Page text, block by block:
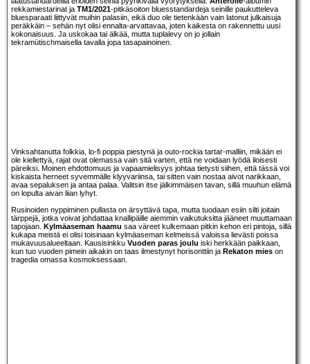
rekkamiestarinat ja TM1/2021-pitkäsoiton bluesstandardeja seinille paukutteleva
bluesparaati liittyvät muihin palasiin, eikä duo ole tietenkään vain latonut julkaisuja
peräkkäin – sehän nyt olisi ennalta-arvattavaa, joten kaikesta on rakennettu uusi
kokonaisuus. Ja uskokaa tai älkää, mutta tuplalevy on jo jollain
tekramütischmaisella tavalla jopa tasapainoinen.
Vinksahtanutta folkkia, lo-fi poppia piestynä ja outo-rockia tartar-malliin, mikään ei
ole kiellettyä, rajat ovat olemassa vain sitä varten, että ne voidaan lyödä iloisesti
päreiksi. Moinen ehdottomuus ja vapaamielisyys johtaa tietysti siihen, että tässä voi
kiskaista herneet syvemmälle klyyvariinsa, tai sitten vain nostaa aivot narikkaan,
avaa sepaluksen ja antaa palaa. Valitsin itse jälkimmäisen tavan, sillä muuhun elämä
on lopulta aivan liian lyhyt.
Rusinoiden nyppiminen pullasta on ärsyttävä tapa, mutta tuodaan esiin silti joitain
tärppejä, jotka voivat johdattaa knallipäille aiemmin vaikutuksitta jääneet muuttamaan
tapojaan. Kylmäaseman haamu saa väreet kulkemaan pitkin kehon eri pintoja, sillä
kukapa meistä ei olisi toisinaan kylmäaseman kelmeissä valoissa lievästi poissa
mukavuusalueeltaan. Kausisinkku Vuoden paras joulu iski herkkään paikkaan,
kun tuo vuoden pimein aikakin on taas ilmestynyt horisonttiin ja Rekaton mies on
tragedia omassa kosmoksessaan.